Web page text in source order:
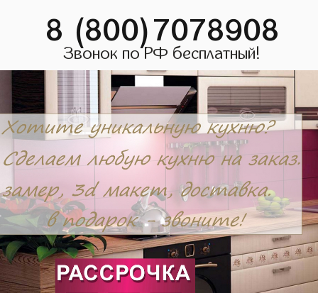
8 (800)7078908
Звонок по РФ бесплатный!